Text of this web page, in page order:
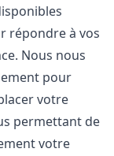
répondre à vos
Nous nous
pour
votre
permettant de
votre